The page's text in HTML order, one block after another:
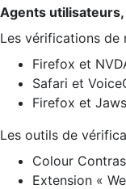
Agents utilisateurs,
Les vérifications de
Firefox et
Safari et
Firefox et
Les outils de
Colour
Extension «